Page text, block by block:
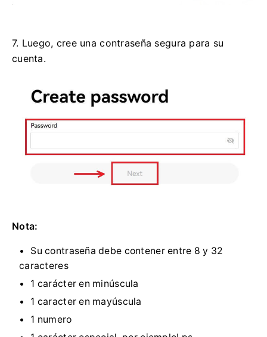
7. Luego, cree una contraseña segura para su
cuenta.
Nota:
Su contraseña debe contener entre 8 y 32
caracteres
1 carácter en minúscula
1 caracter en mayúscula
1 numero